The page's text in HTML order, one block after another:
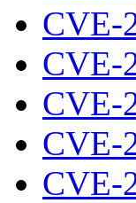
CVE-
CVE-
CVE-
CVE-
CVE-